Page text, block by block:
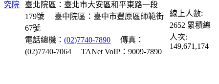
臺北院區：臺北市大安區和平東路一段
179號
臺中院區：臺中市豐原區師範街
67號
電話總機：(02)7740-7890
傳真：
(02)7740-7064
TANet VoIP：9009-7890
線上人數:
2652 累積總
人次:
149,671,174